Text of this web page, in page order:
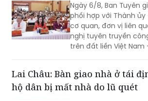
Ngày 6/8, Ban Tuyên
phối hợp với Thành
cơ quan, đơn vị liên
nghị tuyên truyền
trên đất liền Việt
Lai Châu: Bàn giao nhà ở tái
hộ dân bị mất nhà do lũ quét